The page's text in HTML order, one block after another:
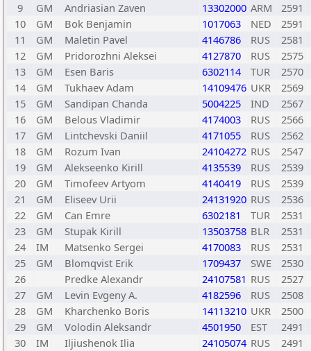
9
GM Andriasian Zaven 13302000 ARM
2591
10
GM Bok Benjamin 1017063 NED
2591
11
GM Maletin Pavel 4146786 RUS
2581
12
GM Pridorozhni Aleksei 4127870 RUS
2575
13
GM Esen Baris 6302114 TUR
2570
14
GM Tukhaev Adam 14109476 UKR
2569
15
GM Sandipan Chanda 5004225 IND
2567
16
GM Belous Vladimir 4174003 RUS
2566
17
GM Lintchevski Daniil 4171055 RUS
2562
18
GM Rozum Ivan 24104272 RUS
2547
19
GM Alekseenko Kirill 4135539 RUS
2539
20
GM Timofeev Artyom 4140419 RUS
2539
21
GM Eliseev Urii 24131920 RUS
2536
22
GM Can Emre 6302181 TUR
2531
23
GM Stupak Kirill 13503758 BLR
2531
24
IM Matsenko Sergei 4170083 RUS
2531
25
GM Blomqvist Erik 1709437 SWE
2530
26
Predke Alexandr 24107581 RUS
2527
27
GM Levin Evgeny A. 4182596 RUS
2508
28
GM Kharchenko Boris 14113210 UKR
2500
29
GM Volodin Aleksandr 4501950 EST
2491
30
IM Iljiushenok Ilia 24105074 RUS
2491